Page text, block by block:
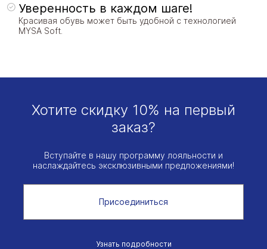
Уверенность в каждом шаге!
Красивая обувь может быть удобной с технологией
MYSA Soft.
Хотите скидку 10% на первый
заказ?
Вступайте в нашу программу лояльности и
наслаждайтесь эксклюзивными предложениями!
Присоединиться
Узнать подробности